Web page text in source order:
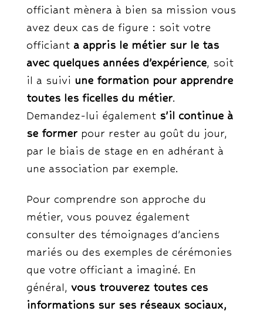
officiant mènera à bien sa mission vous
avez deux cas de figure : soit votre
officiant a appris le métier sur le tas
avec quelques années d’expérience, soit
il a suivi une formation pour apprendre
toutes les ficelles du métier.
Demandez-lui également s’il continue à
se formerpour rester au goût du jour,
par le biais de stage en en adhérant à
une association par exemple.
Pour comprendre son approche du
métier, vous pouvez également
consulter des témoignages d’anciens
mariés ou des exemples de cérémonies
que votre officiant a imaginé. En
général, vous trouverez toutes ces
informations sur ses réseaux sociaux,